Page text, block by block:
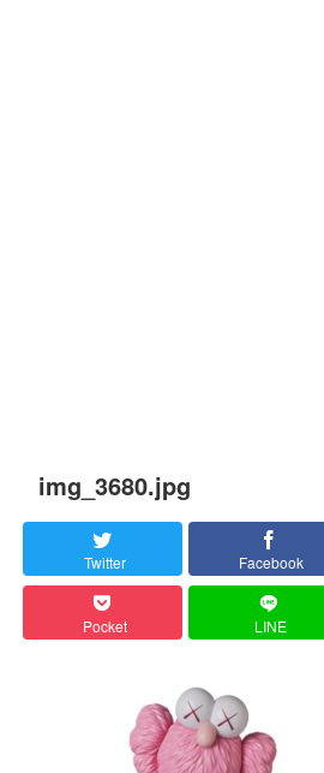
img_3680.jpg
Twitter Facebook
Pocket LINE